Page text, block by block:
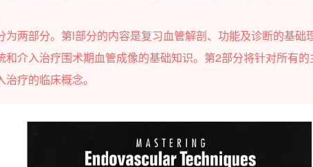
为两部分。第l部分的内容是复习血管解剖、功能及诊断的基础
和介入治疗围术期血管成像的基础知识。第2部分将针对所有
疗的临床概念。